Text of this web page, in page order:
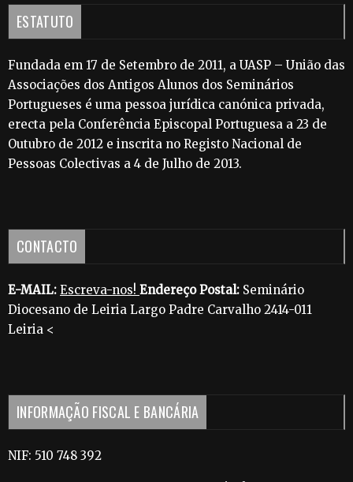
ESTATUTO
Fundada em 17 de Setembro de 2011, a UASP – União das
Associações dos Antigos Alunos dos Seminários
Portugueses é uma pessoa jurídica canónica privada,
erecta pela Conferência Episcopal Portuguesa a 23 de
Outubro de 2012 e inscrita no Registo Nacional de
Pessoas Colectivas a 4 de Julho de 2013.
CONTACTO
E-MAIL: Escreva-nos! Endereço Postal: Seminário
Diocesano de Leiria Largo Padre Carvalho 2414-011
Leiria <
INFORMAÇÃO FISCAL E BANCÁRIA
NIF: 510 748 392